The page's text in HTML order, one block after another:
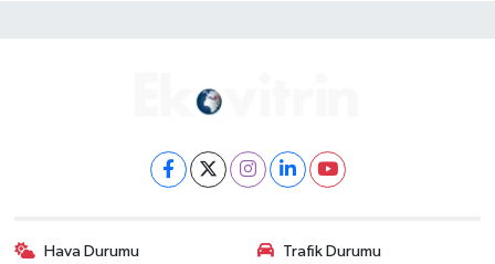
Hava Durumu Trafik Durumu